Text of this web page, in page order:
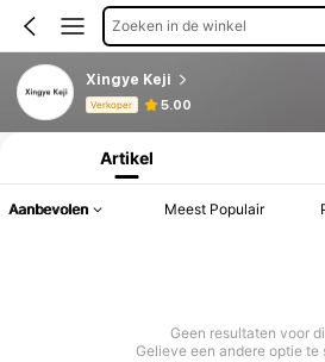
Zoeken in de winkel
Xingye Keji
Verkoper 5.00
Productinformatie: Prijsopenbaring, Verkoop-
Artikel
Aanbevolen Meest Populair
Geen resultaten voor
Gelieve een andere optie te